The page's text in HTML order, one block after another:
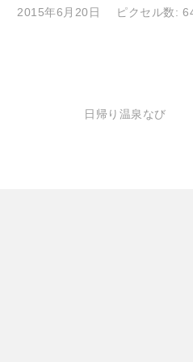
2015年6月20日 ピクセル数:
日帰り温泉なび